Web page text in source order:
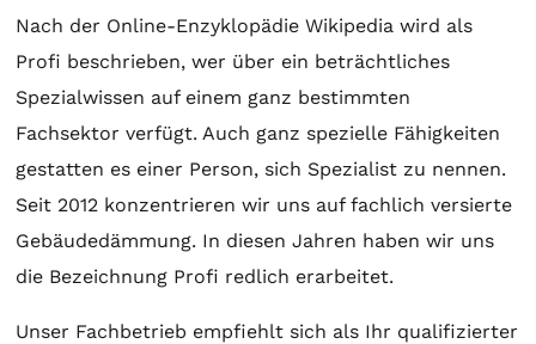
Nach der Online-Enzyklopädie Wikipedia wird als
Profi beschrieben, wer über ein beträchtliches
Spezialwissen auf einem ganz bestimmten
Fachsektor verfügt. Auch ganz spezielle Fähigkeiten
gestatten es einer Person, sich Spezialist zu nennen.
Seit 2012 konzentrieren wir uns auf fachlich versierte
Gebäudedämmung. In diesen Jahren haben wir uns
die Bezeichnung Profi redlich erarbeitet.
Unser Fachbetrieb empfiehlt sich als Ihr qualifizierter